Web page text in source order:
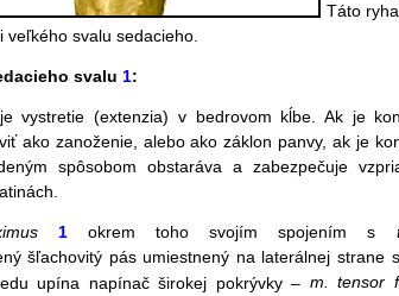
Táto
svalu sedacieho.
svalu 1:
vystretie (extenzia) v bedrovom kĺbe. Ak je
ako zanoženie, alebo ako záklon panvy, ak je
spôsobom obstaráva a zabezpečuje
1okrem toho svojím spojením s
šľachovitý pás umiestnený na laterálnej strane
upína napínač širokej pokrývky – m. tensor